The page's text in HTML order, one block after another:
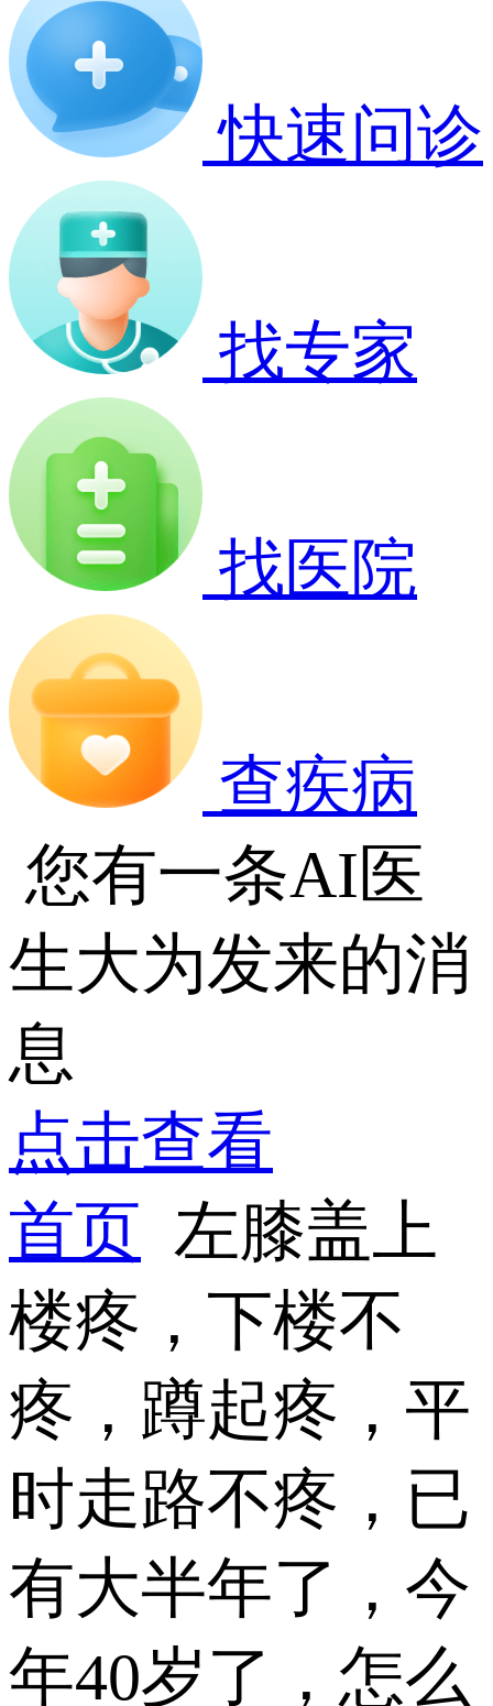
快速问诊
找专家
找医院
查疾病
您有一条AI医
生大为发来的消
息
点击查看
首页 左膝盖上
楼疼，下楼不
疼，蹲起疼，平
时走路不疼，已
有大半年了，今
年40岁了，怎么